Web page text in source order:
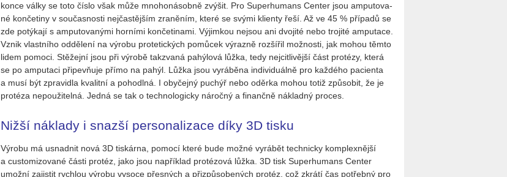
konce války se toto číslo však může mno­ho­ná­sob­ně zvý­šit. Pro Su­per­hu­mans Cen­ter jsou am­pu­to­va­
né kon­če­ti­ny v sou­čas­nos­ti nej­čas­těj­ším zra­ně­ním, které se svými kli­en­ty řeší. Až ve 45 % pří­pa­dů se
zde po­tý­ka­jí s am­pu­to­va­ný­mi hor­ní­mi kon­če­ti­na­mi. Vý­jim­kou nejsou ani dvo­ji­té nebo tro­ji­té am­pu­ta­ce.
Vznik vlast­ní­ho od­dě­le­ní na vý­ro­bu pro­te­tic­kých po­mů­cek vý­raz­ně roz­ší­řil mož­nos­ti, jak mohou těmto
lidem po­mo­ci. Stě­žej­ní jsou při vý­ro­bě tak­zva­ná pa­hý­lo­vá lůžka, tedy nej­cit­li­věj­ší část pro­té­zy, která
se po am­pu­ta­ci při­pevňuje přímo na pahýl. Lůžka jsou vy­rá­bě­na in­di­vi­du­ál­ně pro kaž­dé­ho pa­ci­en­ta
a musí být zpra­vi­dla kva­lit­ní a po­ho­dl­ná. I oby­čej­ný pu­chýř nebo oděr­ka mohou totiž způ­so­bit, že je
pro­té­za ne­po­u­ži­tel­ná. Jedná se tak o tech­no­lo­gic­ky ná­roč­ný a fi­nanč­ně ná­klad­ný pro­ces.
Nižší náklady i snazší personalizace díky 3D tisku
Vý­ro­bu má usnad­nit nová 3D tis­kár­na, po­mo­cí které bude možné vy­rá­bět tech­nic­ky kom­plex­něj­ší
a cus­to­mi­zo­va­né části pro­téz, jako jsou na­pří­klad pro­té­zo­vá lůžka. 3D tisk Su­per­hu­mans Cen­ter
umož­ní za­jis­tit rych­lou vý­ro­bu vy­so­ce přes­ných a při­způ­so­be­ných pro­téz, což zkrá­tí čas po­třeb­ný pro